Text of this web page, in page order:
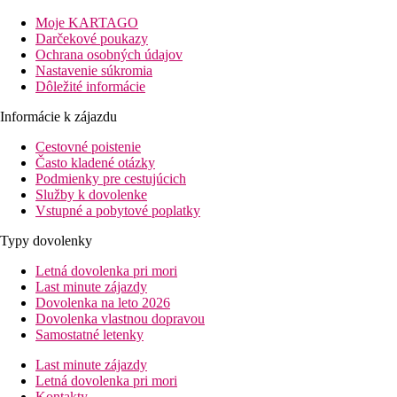
Vzdialenosť
pláže: 0 m
letisko: 25 km
nákupných možností: v okolí hotela
Dvojlôžková izba
telefón
SAT TV
Mini-bar (zdarma)
Wi-Fi (zdarma)
set na prípravu čaju a kávy
trezor
Ostatné typy izieb(pokiaľ nie je uvedené inak, majú izby
vyššie uvedené vybavenie)
Dvojposteľová izba, Bočný výhľad mora
Dvojposteľová izba, Výhľad mora
Dvojposteľová izba, Výhľad bazén:
Rodinná izba, Annex:
oddelené dverami
Moje KARTAGO
Darčekové poukazy
Ochrana osobných údajov
Nastavenie súkromia
Dôležité informácie
Informácie k zájazdu
Cestovné poistenie
Často kladené otázky
Podmienky pre cestujúcich
Služby k dovolenke
Vstupné a pobytové poplatky
Typy dovolenky
Letná dovolenka pri mori
Last minute zájazdy
Dovolenka na leto 2026
Dovolenka vlastnou dopravou
Samostatné letenky
Last minute zájazdy
Letná dovolenka pri mori